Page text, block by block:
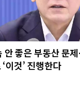
안 좋은 부동산 문
이것’ 진행한다